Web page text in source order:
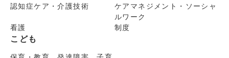
認知症ケア・介護技術
ケアマネジメント・ソーシャ
ルワーク
看護
制度
こども